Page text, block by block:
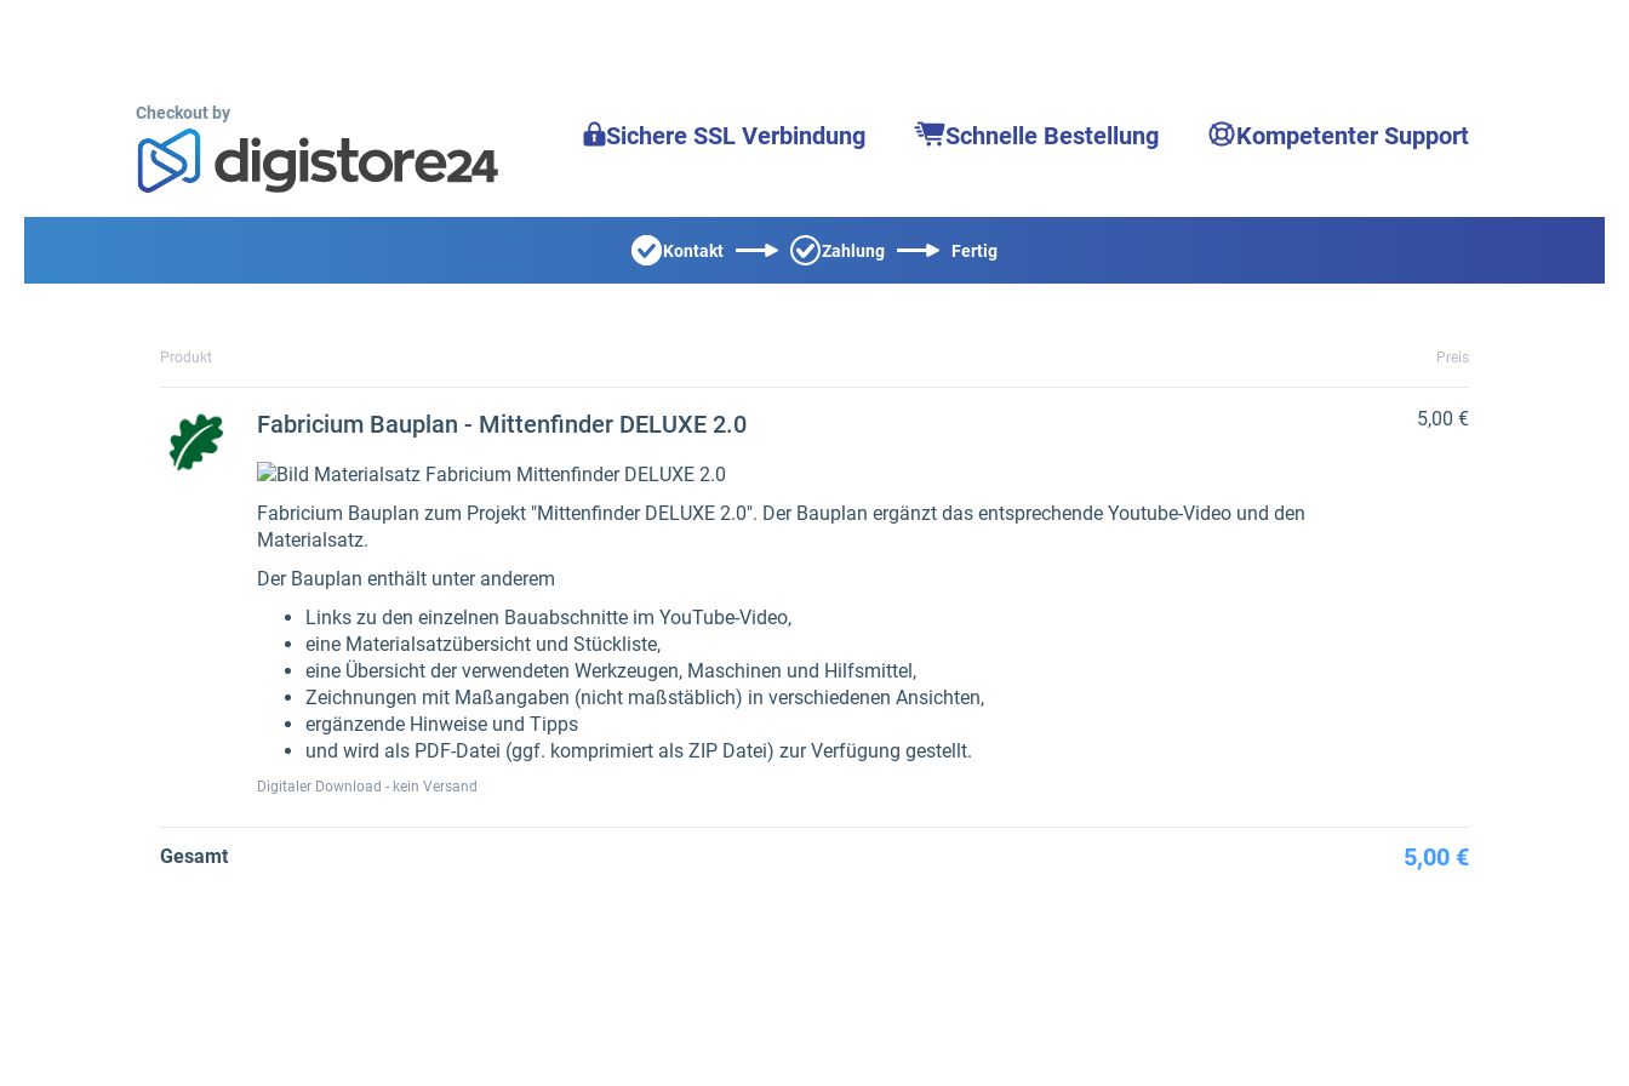
Checkout by
Sichere SSL Verbindung Schnelle Bestellung Kompetenter Support
Kontakt Zahlung Fertig
Produkt Preis
Fabricium Bauplan - Mittenfinder DELUXE 2.0
Fabricium Bauplan zum Projekt "Mittenfinder DELUXE 2.0". Der Bauplan ergänzt das entsprechende Youtube-Video und den
Materialsatz.
Der Bauplan enthält unter anderem
Links zu den einzelnen Bauabschnitte im YouTube-Video,
eine Materialsatzübersicht und Stückliste,
eine Übersicht der verwendeten Werkzeugen, Maschinen und Hilfsmittel,
Zeichnungen mit Maßangaben (nicht maßstäblich) in verschiedenen Ansichten,
ergänzende Hinweise und Tipps
und wird als PDF-Datei (ggf. komprimiert als ZIP Datei) zur Verfügung gestellt.
Digitaler Download - kein Versand
5,00 €
Gesamt 5,00 €